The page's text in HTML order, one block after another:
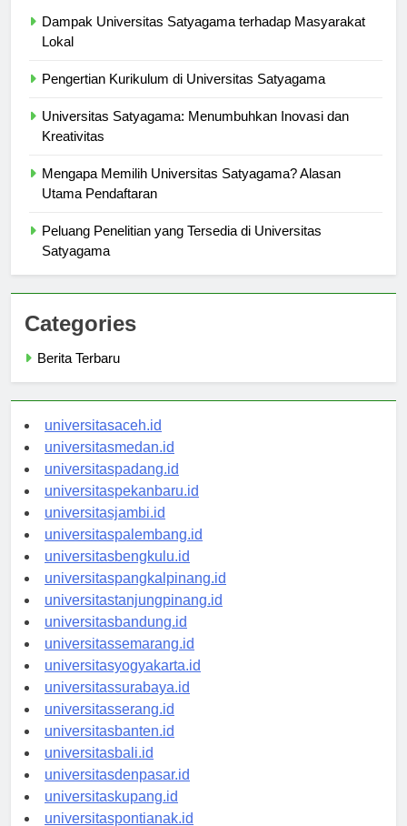
Dampak Universitas Satyagama terhadap Masyarakat
Universitas Satyagama: Menumbuhkan Inovasi dan
Mengapa Memilih Universitas Satyagama? Alasan
Peluang Penelitian yang Tersedia di Universitas
Categories
universitasaceh.id
universitasmedan.id
universitaspadang.id
universitaspekanbaru.id
universitasjambi.id
universitaspalembang.id
universitasbengkulu.id
universitaspangkalpinang.id
universitastanjungpinang.id
universitasbandung.id
universitassemarang.id
universitasyogyakarta.id
universitassurabaya.id
universitasserang.id
universitasbanten.id
universitasbali.id
universitasdenpasar.id
universitaskupang.id